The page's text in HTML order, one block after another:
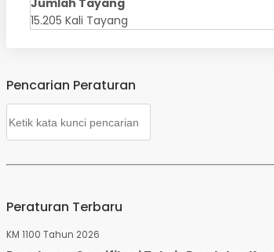
Jumlah Tayang
15.205 Kali Tayang
Pencarian Peraturan
Peraturan Terbaru
KM 1100 Tahun 2026